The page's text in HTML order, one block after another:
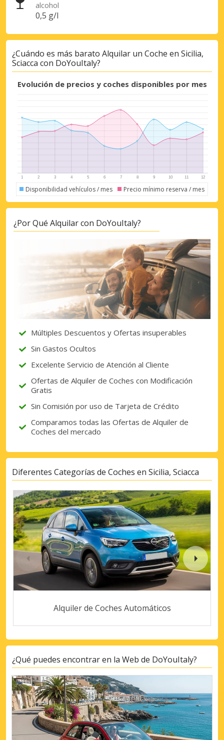
alcohol
0,5 g/l
¿Cuándo es más barato Alquilar un Coche en Sicilia,
Sciacca con DoYouItaly?
Evolución de precios y coches disponibles por mes
Disponibilidad vehículos / mes Precio mínimo reserva / mes
¿Por Qué Alquilar con DoYouItaly?
Múltiples Descuentos y Ofertas insuperables
Sin Gastos Ocultos
Excelente Servicio de Atención al Cliente
Ofertas de Alquiler de Coches con Modificación
Gratis
Sin Comisión por uso de Tarjeta de Crédito
Comparamos todas las Ofertas de Alquiler de
Coches del mercado
Diferentes Categorías de Coches en Sicilia, Sciacca
Alquiler de Coches Automáticos
¿Qué puedes encontrar en la Web de DoYouItaly?
Descuentos especiales
Accede a ofertas exclusivas de nuestros
proveedores.
Iniciar sesión con eLink